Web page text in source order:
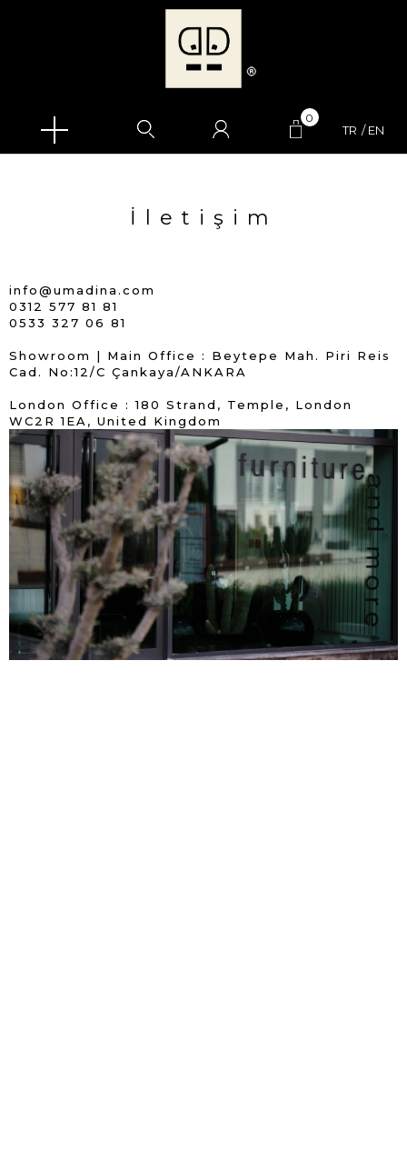
0
TR EN
İletişim
info@umadina.com
0312 577 81 81
0533 327 06 81
Showroom | Main Office : Beytepe Mah. Piri Reis
Cad. No:12/C Çankaya/ANKARA
London Office : 180 Strand, Temple, London
WC2R 1EA, United Kingdom